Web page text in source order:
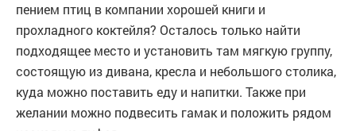
пением птиц в компании хорошей книги и
прохладного коктейля? Осталось только найти
подходящее место и установить там мягкую группу,
состоящую из дивана, кресла и небольшого столика,
куда можно поставить еду и напитки. Также при
желании можно подвесить гамак и положить рядом